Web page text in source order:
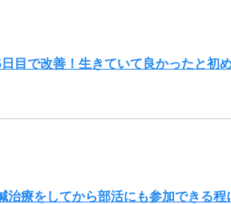
目で改善！生きていて良かったと初
治療をしてから部活にも参加できる程